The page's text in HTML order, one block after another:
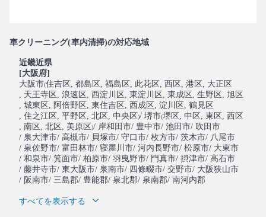
車クリーニング(車内清掃)の対応地域
近畿近県
[大阪府]
大阪市(住吉区 , 都島区 , 福島区 , 此花区 , 西区 , 港区 , 大正区
, 天王寺区 , 浪速区 , 西淀川区 , 東淀川区 , 東成区 , 生野区 , 旭区
, 城東区 , 阿倍野区 , 東住吉区 , 西成区 , 淀川区 , 鶴見区
, 住之江区 , 平野区 , 北区 , 中央区)/ 堺市(堺区 , 中区 , 東区 , 西区
, 南区 , 北区 , 美原区)/ 岸和田市/ 豊中市/ 池田市/ 吹田市
/ 泉大津市/ 高槻市/ 貝塚市/ 守口市/ 枚方市/ 茨木市/ 八尾市
/ 泉佐野市/ 富田林市/ 寝屋川市/ 河内長野市/ 松原市/ 大東市
/ 和泉市/ 箕面市/ 柏原市/ 羽曳野市/ 門真市/ 摂津市/ 高石市
/ 藤井寺市/ 東大阪市/ 泉南市/ 四條畷市/ 交野市/ 大阪狭山市
/ 阪南市/ 三島郡/ 豊能郡/ 泉北郡/ 泉南郡/ 南河内郡
すべてを表示する